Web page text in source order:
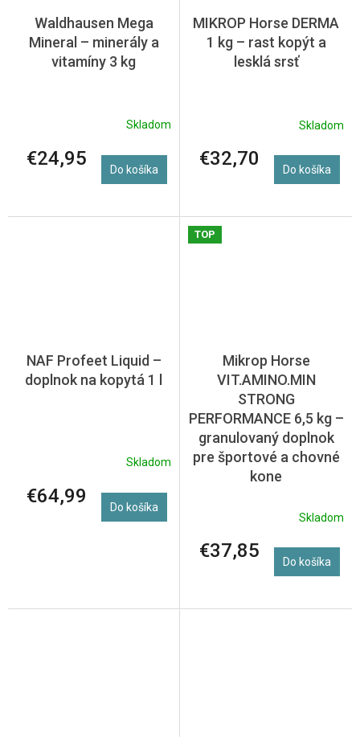
Waldhausen Mega
Mineral – minerály a
vitamíny 3 kg
Skladom
€24,95 Do košíka
MIKROP Horse DERMA
1 kg – rast kopýt a
lesklá srsť
Skladom
€32,70 Do košíka
NAF Profeet Liquid –
doplnok na kopytá 1 l
Skladom
€64,99 Do košíka
TOP
Mikrop Horse
VIT.AMINO.MIN
STRONG
PERFORMANCE 6,5 kg –
granulovaný doplnok
pre športové a chovné
kone
Skladom
€37,85 Do košíka